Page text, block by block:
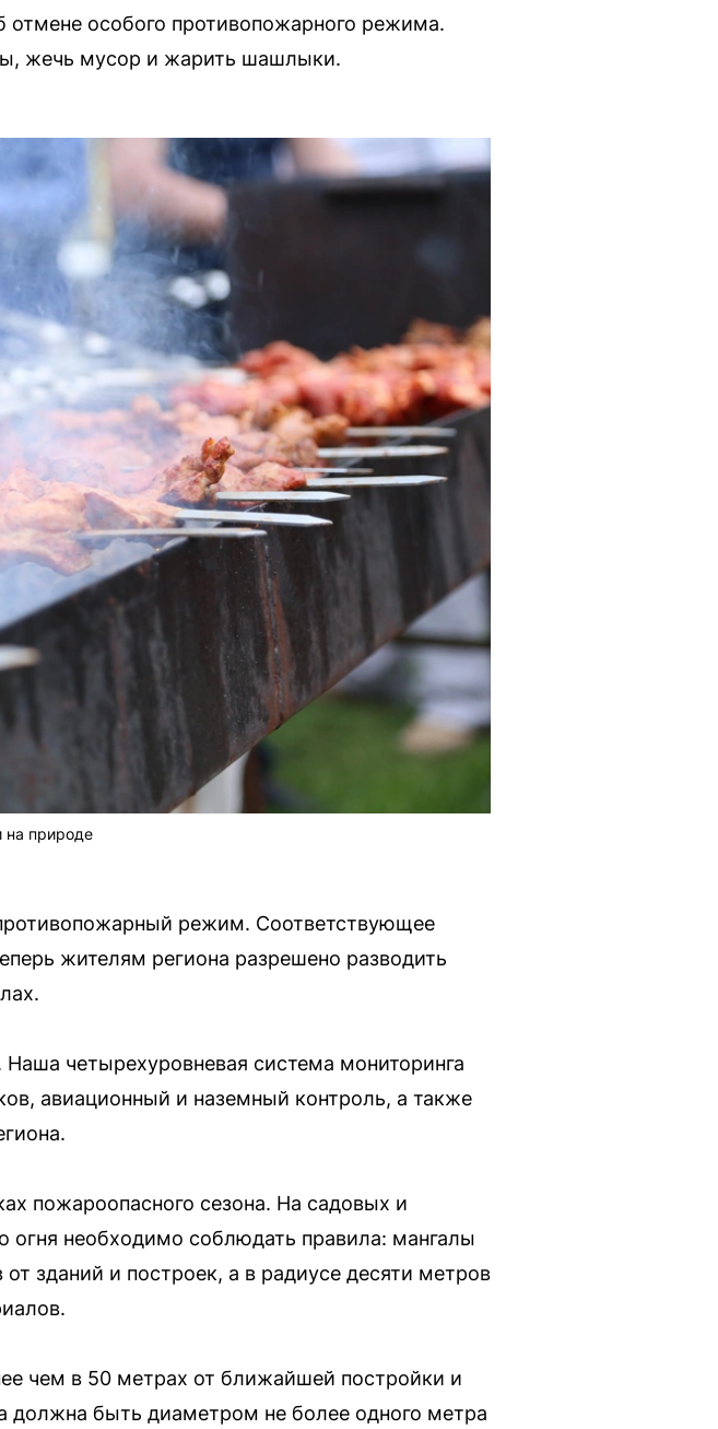
отмене особого противопожарного режима.
жечь мусор и жарить шашлыки.
на природе
режим. Соответствующее
жителям региона разрешено разводить
четырехуровневая система мониторинга
авиационный и наземный контроль, а также
пожароопасного сезона. На садовых и
огня необходимо соблюдать правила: мангалы
зданий и построек, а в радиусе десяти метров
чем в 50 метрах от ближайшей постройки и
должна быть диаметром не более одного метра